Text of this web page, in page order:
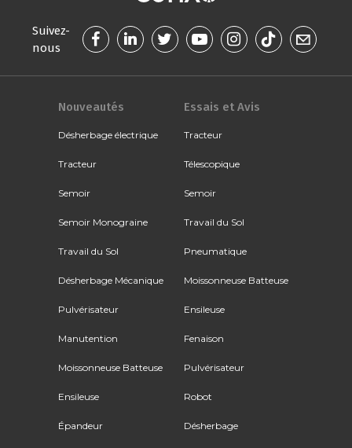
Suivez-
nous
Nouveautés
Désherbage électrique
Tracteur
Semoir
Semoir Monograine
Travail du Sol
Désherbage Mécanique
Pulvérisateur
Manutention
Moissonneuse Batteuse
Ensileuse
Épandeur
Essais et Avis
Tracteur
Télescopique
Semoir
Travail du Sol
Pneumatique
Moissonneuse Batteuse
Ensileuse
Fenaison
Pulvérisateur
Robot
Désherbage